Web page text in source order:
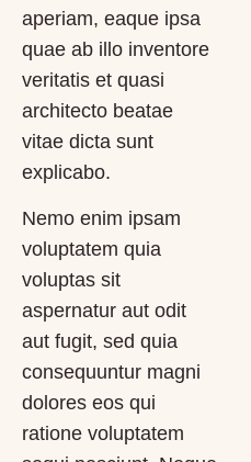
aperiam, eaque ipsa
quae ab illo inventore
veritatis et quasi
architecto beatae
vitae dicta sunt
explicabo.
Nemo enim ipsam
voluptatem quia
voluptas sit
aspernatur aut odit
aut fugit, sed quia
consequuntur magni
dolores eos qui
ratione voluptatem